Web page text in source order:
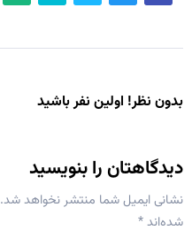
بدون نظر! اولین نفر باشید
دیدگاهتان را بنویسید
نشانی ایمیل شما منتشر نخواهد شد.
شده‌اند*